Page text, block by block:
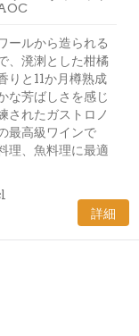
ールから造られる
、溌溂とした柑橘
りと11か月樽熟成
な芳ばしさを感じ
されたガストロノ
最高級ワインで
理、魚料理に最適
cl
詳細